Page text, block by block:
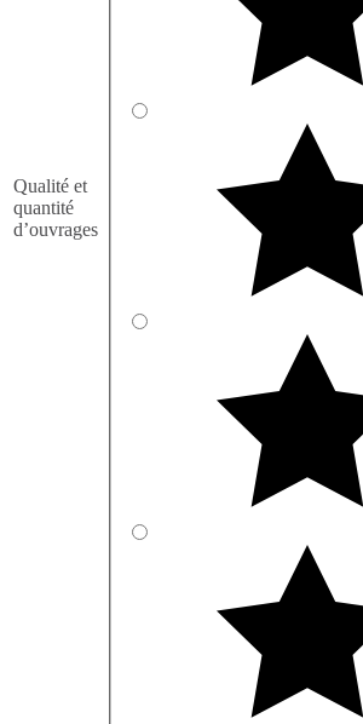
Qualité et
quantité
d’ouvrages